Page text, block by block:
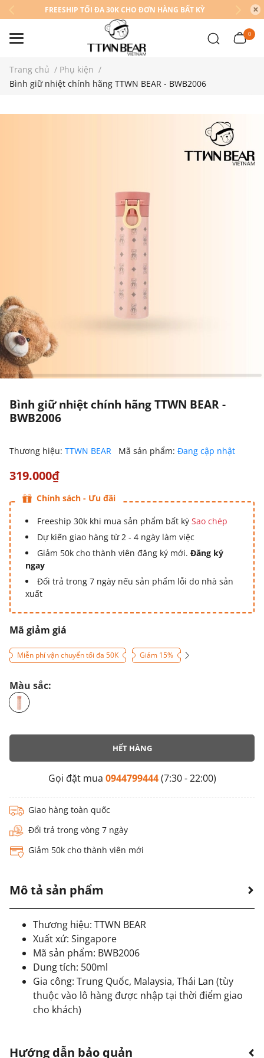
FREESHIP TỐI ĐA 30K CHO ĐƠN HÀNG BẤT KỲ
0
Trang chủ / Phụ kiện /
Bình giữ nhiệt chính hãng TTWN BEAR - BWB2006
Bình giữ nhiệt chính hãng TTWN BEAR -
BWB2006
Thương hiệu: TTWN BEAR Mã sản phẩm: Đang cập nhật
319.000₫
Chính sách - Ưu đãi
Freeship 30k khi mua sản phẩm bất kỳ Sao chép
Dự kiến giao hàng từ 2 - 4 ngày làm việc
Giảm 50k cho thành viên đăng ký mới. Đăng ký
ngay
Đổi trả trong 7 ngày nếu sản phẩm lỗi do nhà sản
xuất
Mã giảm giá
Miễn phí vận chuyển tối đa 50K Giảm 15%
Màu sắc:
HẾT HÀNG
Gọi đặt mua 0944799444(7:30 - 22:00)
Giao hàng toàn quốc
Đổi trả trong vòng 7 ngày
Giảm 50k cho thành viên mới
Mô tả sản phẩm
Thương hiệu: TTWN BEAR
Xuất xứ: Singapore
Mã sản phẩm: BWB2006
Dung tích: 500ml
Gia công: Trung Quốc, Malaysia, Thái Lan (tùy
thuộc vào lô hàng được nhập tại thời điểm giao
cho khách)
Hướng dẫn bảo quản